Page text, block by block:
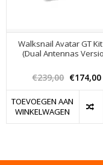
Walksnail Avatar GT
(Dual Antennas
€239,00 €174,00
TOEVOEGEN AAN
WINKELWAGEN